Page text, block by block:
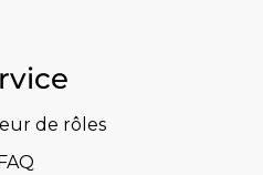
de rôles